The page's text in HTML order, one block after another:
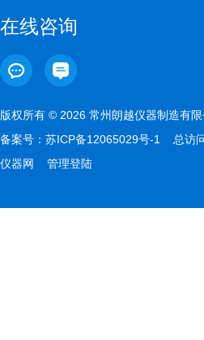
在线咨询
版权所有 © 2026 常州朗越仪器制造有
备案号： 苏ICP备12065029号-1 总访
仪器网
管理登陆